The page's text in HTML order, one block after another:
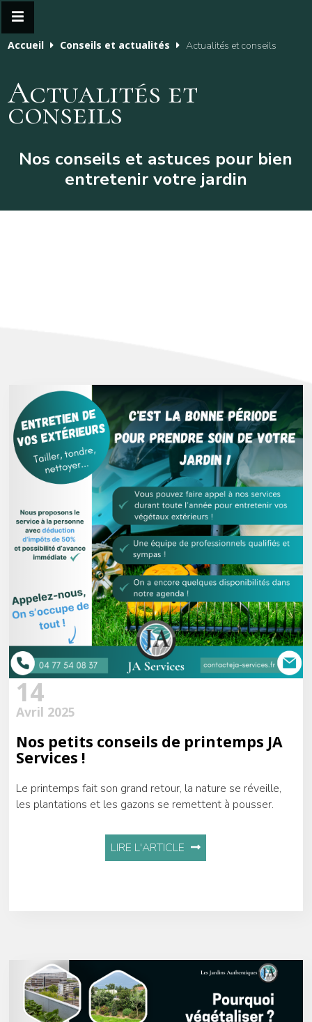
Accueil Conseils et actualités Actualités et conseils
Actualités et
conseils
Nos conseils et astuces pour bien
entretenir votre jardin
14
Avril 2025
Nos petits conseils de printemps JA
Services !
Le printemps fait son grand retour, la nature se réveille,
les plantations et les gazons se remettent à pousser.
LIRE L'ARTICLE